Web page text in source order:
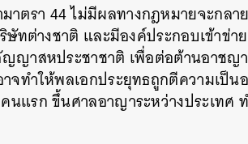
าตรา 44 ไม่มีผลทางกฎหมายจะกล
ทต่างชาติ และมีองค์ประกอบเข้าข่า
ญาสหประชาชาติ เพื่อต่อต้านอาชญ
จทำให้พลเอกประยุทธถูกตีความเป็
แรก ขึ้นศาลอาญาระหว่างประเทศ